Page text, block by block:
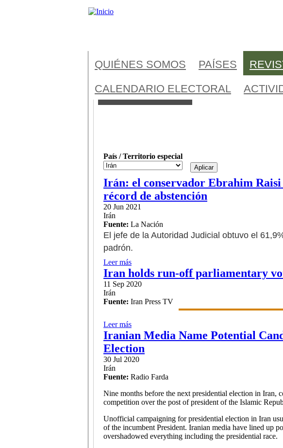
Noticias
País / Territorio especial
Irán: el conservador Ebrahim Raisi
récord de abstención
20 Jun 2021
Irán
Fuente: La Nación
El jefe de la Autoridad Judicial obtuvo el
padrón.
Leer más
Iran holds run-off parliamentary
11 Sep 2020
Irán
Fuente: Iran Press TV
Leer más
Iranian Media Name Potential
Election
30 Jul 2020
Irán
Fuente: Radio Farda
Nine months before the next presidential election in Iran,
competition over the post of president of the Islamic
Unofficial campaigning for presidential election in Iran
of the incumbent President. Iranian media have lined up
overshadowed everything including the presidential race.
QUIÉNES SOMOS PAÍSES
CALENDARIO ELECTORAL